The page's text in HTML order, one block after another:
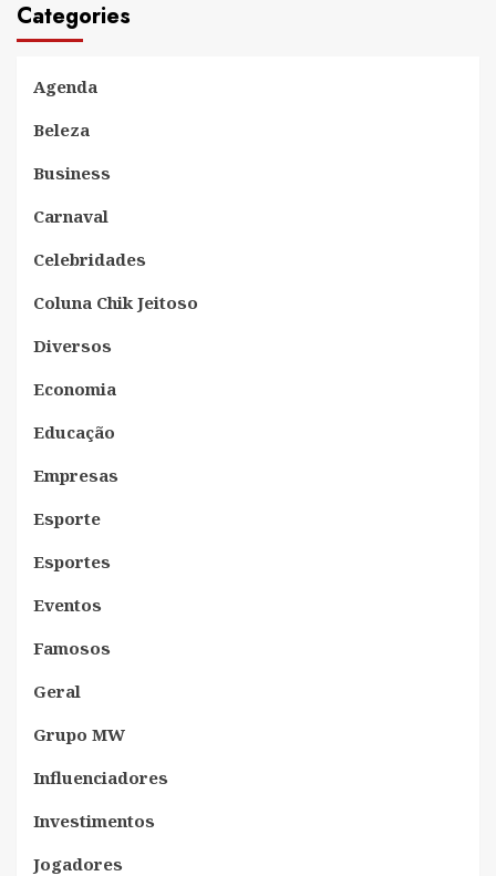
Categories
Agenda
Beleza
Business
Carnaval
Celebridades
Coluna Chik Jeitoso
Diversos
Economia
Educação
Empresas
Esporte
Esportes
Eventos
Famosos
Geral
Grupo MW
Influenciadores
Investimentos
Jogadores